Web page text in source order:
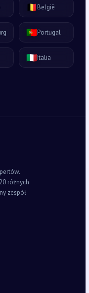
🇧🇪België
🇵🇹Portugal
🇮🇹Italia
różnych
zespół